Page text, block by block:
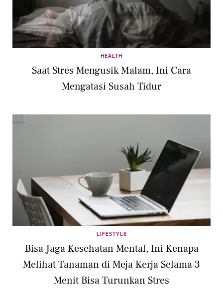
HEALTH
Saat Stres Mengusik Malam, Ini Cara
Mengatasi Susah Tidur
LIFESTYLE
Bisa Jaga Kesehatan Mental, Ini Kenapa
Melihat Tanaman di Meja Kerja Selama 3
Menit Bisa Turunkan Stres